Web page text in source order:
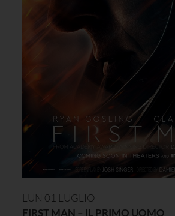
LUN 01 LUGLIO
FIRST MAN – IL PRIMO UOMO